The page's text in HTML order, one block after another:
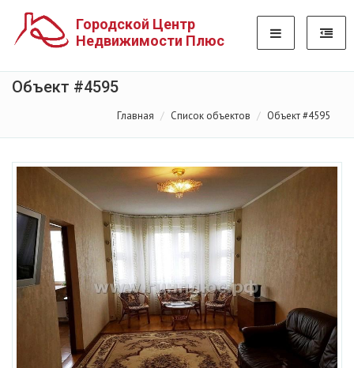
Городской Центр
Недвижимости Плюс
Объект #4595
Главная Список объектов Объект #4595